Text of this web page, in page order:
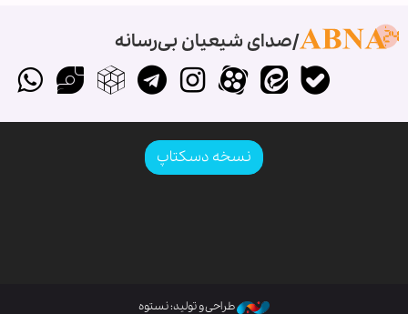
صدای شیعیان بی‌رسانه
نسخه دسکتاپ
طراحی و تولید: نستوه